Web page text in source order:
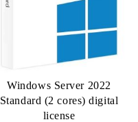
Windows Server 2022
Standard (2 cores) digital
license